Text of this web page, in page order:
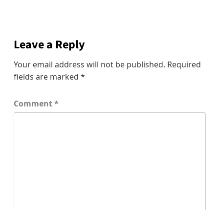
Leave a Reply
Your email address will not be published. Required
fields are marked *
Comment*